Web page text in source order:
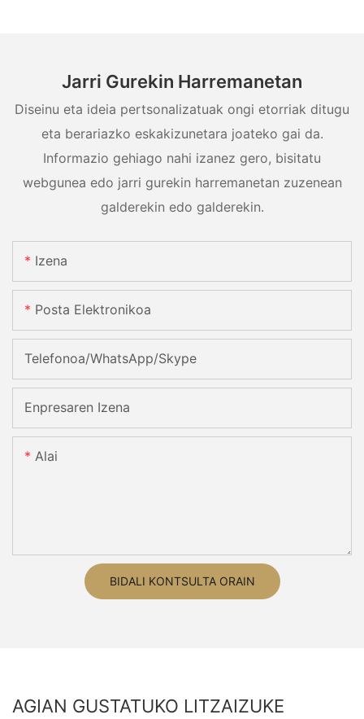
Jarri Gurekin Harremanetan
Diseinu eta ideia pertsonalizatuak ongi etorriak ditugu
eta berariazko eskakizunetara joateko gai da.
Informazio gehiago nahi izanez gero, bisitatu
webgunea edo jarri gurekin harremanetan zuzenean
galderekin edo galderekin.
Izena
Posta Elektronikoa
Telefonoa/WhatsApp/Skype
Enpresaren Izena
Alai
BIDALI KONTSULTA ORAIN
AGIAN GUSTATUKO LITZAIZUKE